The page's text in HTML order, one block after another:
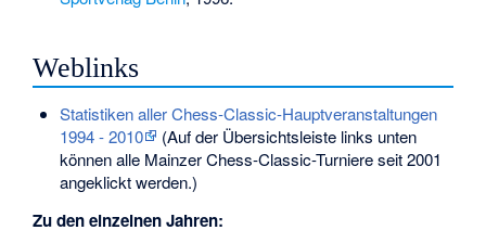
Weblinks
Statistiken aller Chess-Classic-Hauptveranstaltungen
1994 - 2010
(Auf der Übersichtsleiste links unten
können alle Mainzer Chess-Classic-Turniere seit 2001
angeklickt werden.)
Zu den einzelnen Jahren: